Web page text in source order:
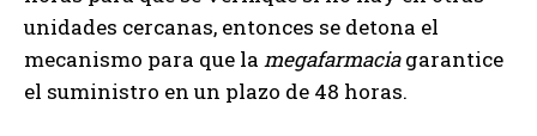
unidades cercanas, entonces se detona el
mecanismo para que la megafarmaciagarantice
el suministro en un plazo de 48 horas.